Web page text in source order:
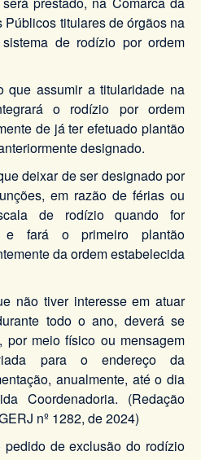
titulares de órgãos na
de rodízio por ordem
que assumir a titularidade na
o rodízio por ordem
de já ter efetuado plantão
designado.
deixar de ser designado por
em razão de férias ou
de rodízio quando for
e fará o primeiro plantão
da ordem estabelecida
não tiver interesse em atuar
todo o ano, deverá se
por meio físico ou mensagem
para o endereço da
anualmente, até o dia
Coordenadoria. (Redação
nº 1282, de 2024)
de exclusão do rodízio